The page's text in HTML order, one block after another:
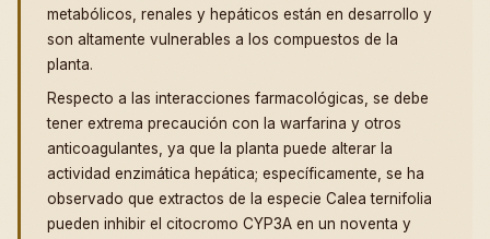
metabólicos, renales y hepáticos están en desarrollo y
son altamente vulnerables a los compuestos de la
planta.
Respecto a las interacciones farmacológicas, se debe
tener extrema precaución con la warfarina y otros
anticoagulantes, ya que la planta puede alterar la
actividad enzimática hepática; específicamente, se ha
observado que extractos de la especie Calea ternifolia
pueden inhibir el citocromo CYP3A en un noventa y